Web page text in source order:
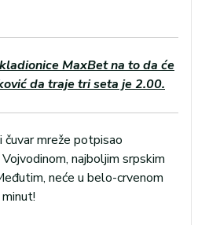
MaxBet na to da će
da traje tri seta je 2.00.
mreže potpisao
najboljim srpskim
neće u belo-crvenom